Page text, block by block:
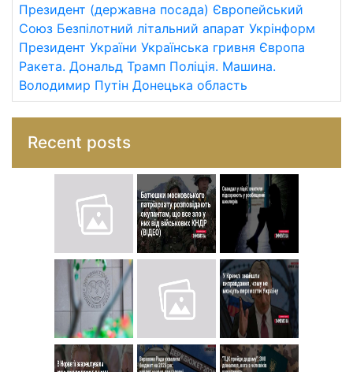
Президент (державна посада) Європейський
Союз Безпілотний літальний апарат Укрінформ
Президент України Українська гривня Європа
Ракета. Дональд Трамп Поліція. Машина.
Володимир Путін Донецька область
Recent posts